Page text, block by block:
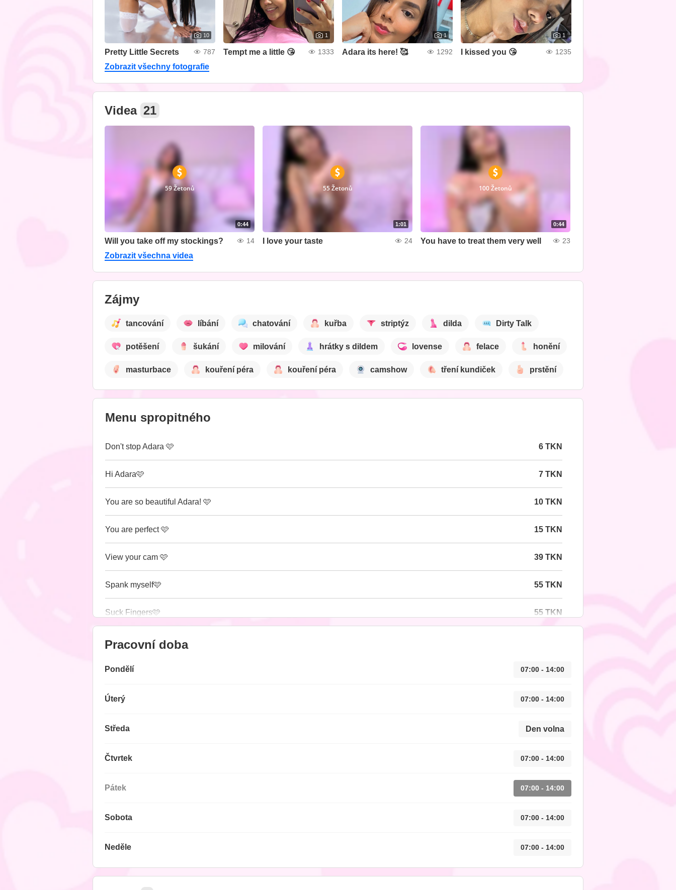
10
Pretty Little Secrets 787
1
Tempt me a little 😘 1333
1
Adara its here! 🥰 1292
1
I kissed you 😘 1235
Zobrazit všechny fotografie
Videa 21
0:44
59 Žetonů
Will you take off my stockings? 14
1:01
55 Žetonů
I love your taste 24
0:44
100 Žetonů
You have to treat them very well 23
Zobrazit všechna videa
Zájmy
tancování líbání chatování kuřba striptýz dilda Dirty Talk
potěšení šukání milování hrátky s dildem lovense felace honění
masturbace kouření péra kouření péra camshow tření kundiček prstění
Menu spropitného
Don't stop Adara 🩷 6 TKN
Hi Adara🩷 7 TKN
You are so beautiful Adara! 🩷 10 TKN
You are perfect 🩷 15 TKN
View your cam 🩷 39 TKN
Spank myself🩷 55 TKN
Suck Fingers🩷 55 TKN
Pracovní doba
Pondělí 07:00 - 14:00
Úterý 07:00 - 14:00
Středa Den volna
Čtvrtek 07:00 - 14:00
Pátek 07:00 - 14:00
Sobota 07:00 - 14:00
Neděle 07:00 - 14:00